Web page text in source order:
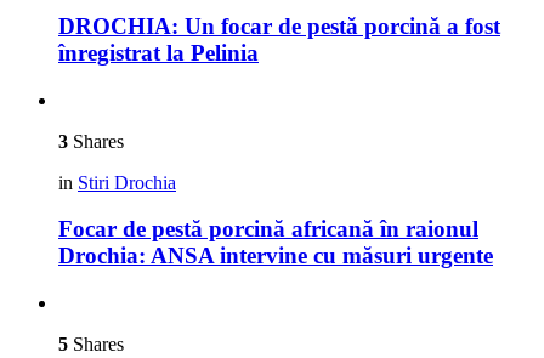
DROCHIA: Un focar de pestă porcină a fost
înregistrat la Pelinia
3 Shares
in Stiri Drochia
Focar de pestă porcină africană în raionul
Drochia: ANSA intervine cu măsuri urgente
5 Shares